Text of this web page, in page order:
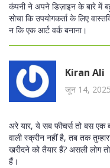
कंपनी ने अपने डिज़ाइन के बारे में
सोचा कि उपयोगकर्ता के लिए
न कि एक आर्ट वर्क बनाना।
Kiran Ali
जून 14,
अरे यार, ये सब फीचर्स तो बस
वाली स्क्रीन नहीं है, तब तक
खरीदने को तैयार हैं? असली लोग
हैं।